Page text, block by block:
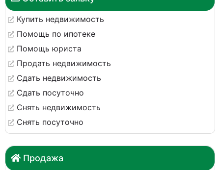
Купить недвижимость
Помощь по ипотеке
Помощь юриста
Продать недвижимость
Сдать недвижимость
Сдать посуточно
Снять недвижимость
Снять посуточно
Продажа